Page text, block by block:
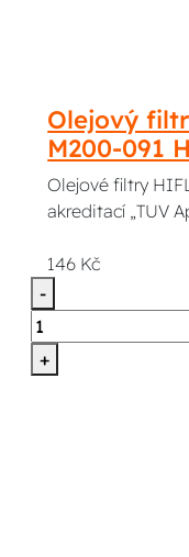
Olejový
M200-091
Olejové filtry
akreditací „TUV
146 Kč
-
+